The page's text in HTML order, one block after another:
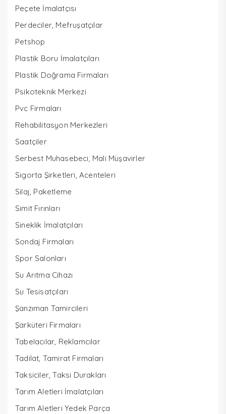
Peçete İmalatçısı
Perdeciler, Mefruşatçılar
Petshop
Plastik Boru İmalatçıları
Plastik Doğrama Firmaları
Psikoteknik Merkezi
Pvc Firmaları
Rehabilitasyon Merkezleri
Saatçiler
Serbest Muhasebeci, Mali Müşavirler
Sigorta Şirketleri, Acenteleri
Silaj, Paketleme
Simit Fırınları
Sineklik İmalatçıları
Sondaj Firmaları
Spor Salonları
Su Arıtma Cihazı
Su Tesisatçıları
Şanzıman Tamircileri
Şarküteri Firmaları
Tabelacılar, Reklamcılar
Tadilat, Tamirat Firmaları
Taksiciler, Taksi Durakları
Tarım Aletleri İmalatçıları
Tarım Aletleri Yedek Parça